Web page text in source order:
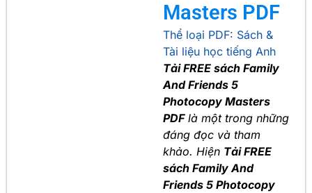
Masters PDF
Thể loại PDF: Sách &
Tài liệu học tiếng Anh
Tải FREE sách Family
And Friends 5
Photocopy Masters
PDFlà một trong những
đáng đọc và tham
khảo. Hiện Tải FREE
sách Family And
Friends 5 Photocopy